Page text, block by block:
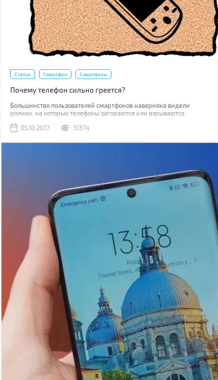
Статьи Смартфон Смартфоны
Почему телефон сильно греется?
Большинство пользователей смартфонов наверняка видели
ролики, на которых телефоны загораются или взрываются.
является вопрос, насколько это безопасно.
05.10.2017 31374